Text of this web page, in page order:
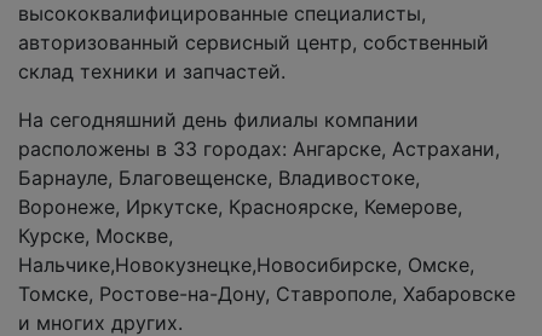
высококвалифицированные специалисты,
авторизованный сервисный центр, собственный
склад техники и запчастей.
На сегодняшний день филиалы компании
расположены в 33 городах: Ангарске, Астрахани,
Барнауле, Благовещенске, Владивостоке,
Воронеже, Иркутске, Красноярске, Кемерове,
Курске, Москве,
Нальчике,Новокузнецке,Новосибирске, Омске,
Томске, Ростове-на-Дону, Ставрополе, Хабаровске
и многих других.